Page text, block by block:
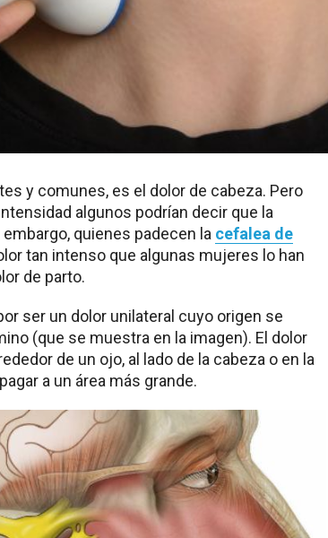
y comunes, es el dolor de cabeza. Pero
algunos podrían decir que la
quienes padecen la cefalea de
tan intenso que algunas mujeres lo han
de parto.
ser un dolor unilateral cuyo origen se
(que se muestra en la imagen). El dolor
de un ojo, al lado de la cabeza o en la
a un área más grande.